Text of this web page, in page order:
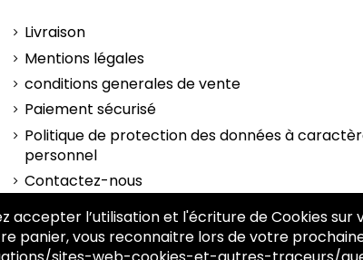
Livraison
Mentions légales
conditions generales de vente
Paiement sécurisé
Politique de protection des données à
personnel
Contactez-nous
plan-site
accepter l’utilisation et l'écriture de Cookies
panier, vous reconnaitre lors de votre